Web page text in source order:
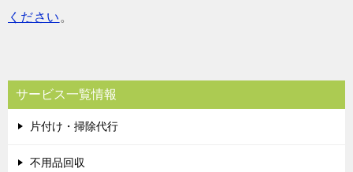
ください 。
サービス一覧情報
片付け・掃除代行
不用品回収